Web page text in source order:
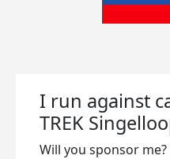
I run against
TREK
Will you sponsor